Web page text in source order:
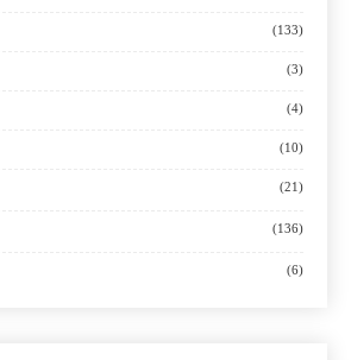
(133)
(3)
(4)
(10)
(21)
(136)
(6)